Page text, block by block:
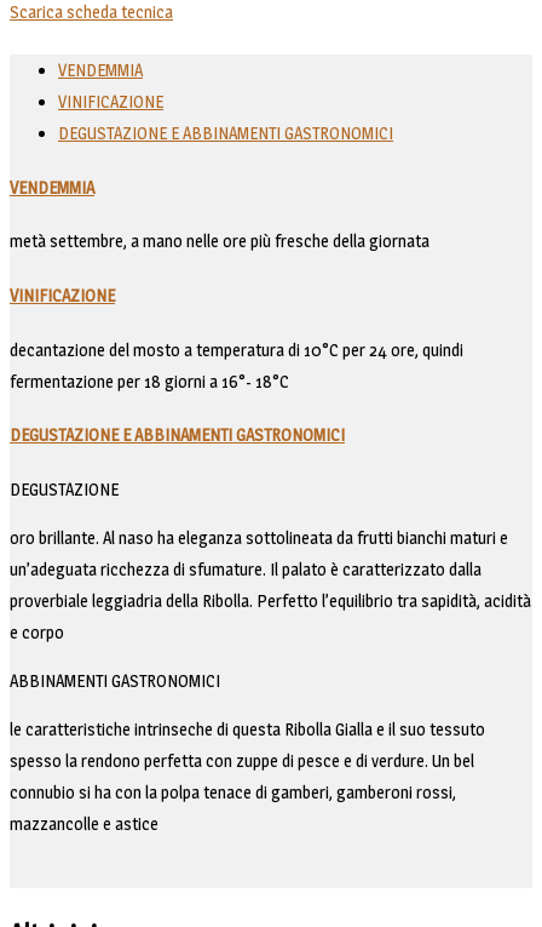
Scarica scheda tecnica
VENDEMMIA
VINIFICAZIONE
DEGUSTAZIONE E ABBINAMENTI GASTRONOMICI
VENDEMMIA
metà settembre, a mano nelle ore più fresche della giornata
VINIFICAZIONE
decantazione del mosto a temperatura di 10°C per 24 ore, quindi
fermentazione per 18 giorni a 16°- 18°C
DEGUSTAZIONE E ABBINAMENTI GASTRONOMICI
DEGUSTAZIONE
oro brillante. Al naso ha eleganza sottolineata da frutti bianchi maturi e
un’adeguata ricchezza di sfumature. Il palato è caratterizzato dalla
proverbiale leggiadria della Ribolla. Perfetto l’equilibrio tra sapidità, acidità
e corpo
ABBINAMENTI GASTRONOMICI
le caratteristiche intrinseche di questa Ribolla Gialla e il suo tessuto
spesso la rendono perfetta con zuppe di pesce e di verdure. Un bel
connubio si ha con la polpa tenace di gamberi, gamberoni rossi,
mazzancolle e astice